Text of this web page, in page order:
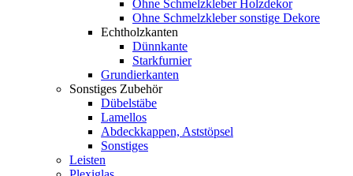
Ohne Schmelzkleber Holzdekor
Ohne Schmelzkleber sonstige Dekore
Echtholzkanten
Dünnkante
Starkfurnier
Grundierkanten
Sonstiges Zubehör
Dübelstäbe
Lamellos
Abdeckkappen, Aststöpsel
Sonstiges
Leisten